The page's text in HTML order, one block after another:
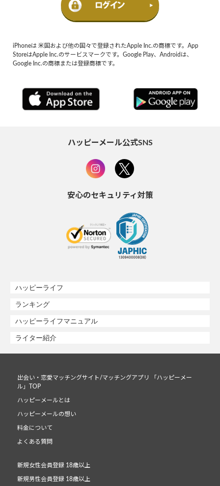
iPhoneは 米国および他の国々で登録されたApple Inc.の商標です。App
StoreはApple Inc.のサービスマークです。Google Play、Androidは、
Google Inc.の商標または登録商標です。
ハッピーメール公式SNS
安心のセキュリティ対策
ハッピーライフ
ランキング
ハッピーライフマニュアル
ライター紹介
出会い・恋愛マッチングサイト/マッチングアプリ 「ハッピーメー
ル」TOP
ハッピーメールとは
ハッピーメールの想い
料金について
よくある質問
新規女性会員登録 18歳以上
新規男性会員登録 18歳以上